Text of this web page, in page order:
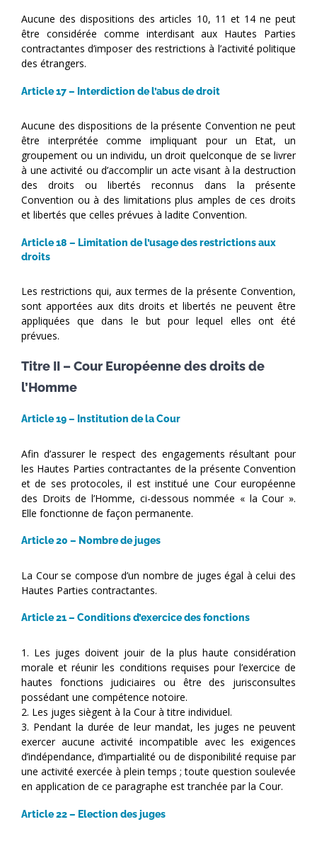
Aucune des dispositions des articles 10, 11 et 14 ne peut
être considérée comme interdisant aux Hautes Parties
contractantes d’imposer des restrictions à l’activité politique
des étrangers.
Article 17 – Interdiction de l’abus de droit
Aucune des dispositions de la présente Convention ne peut
être interprétée comme impliquant pour un Etat, un
groupement ou un individu, un droit quelconque de se livrer
à une activité ou d’accomplir un acte visant à la destruction
des droits ou libertés reconnus dans la présente
Convention ou à des limitations plus amples de ces droits
et libertés que celles prévues à ladite Convention.
Article 18 – Limitation de l’usage des restrictions aux
droits
Les restrictions qui, aux termes de la présente Convention,
sont apportées aux dits droits et libertés ne peuvent être
appliquées que dans le but pour lequel elles ont été
prévues.
Titre II – Cour Européenne des droits de
l’Homme
Article 19 – Institution de la Cour
Afin d’assurer le respect des engagements résultant pour
les Hautes Parties contractantes de la présente Convention
et de ses protocoles, il est institué une Cour européenne
des Droits de l’Homme, ci-dessous nommée « la Cour ».
Elle fonctionne de façon permanente.
Article 20 – Nombre de juges
La Cour se compose d’un nombre de juges égal à celui des
Hautes Parties contractantes.
Article 21 – Conditions d’exercice des fonctions
1. Les juges doivent jouir de la plus haute considération
morale et réunir les conditions requises pour l’exercice de
hautes fonctions judiciaires ou être des jurisconsultes
possédant une compétence notoire.
2. Les juges siègent à la Cour à titre individuel.
3. Pendant la durée de leur mandat, les juges ne peuvent
exercer aucune activité incompatible avec les exigences
d’indépendance, d’impartialité ou de disponibilité requise par
une activité exercée à plein temps ; toute question soulevée
en application de ce paragraphe est tranchée par la Cour.
Article 22 – Election des juges